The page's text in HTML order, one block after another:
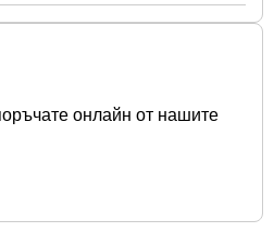
онлайн от нашите